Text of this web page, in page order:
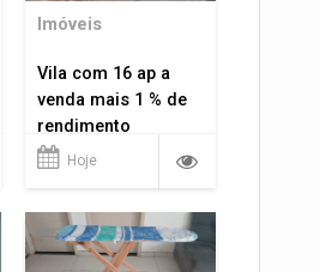
Imóveis
Vila com 16 ap a
venda mais 1 % de
rendimento
Hoje